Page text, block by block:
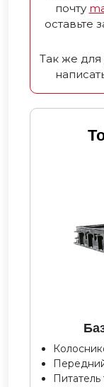
почту
оставьте
Так же